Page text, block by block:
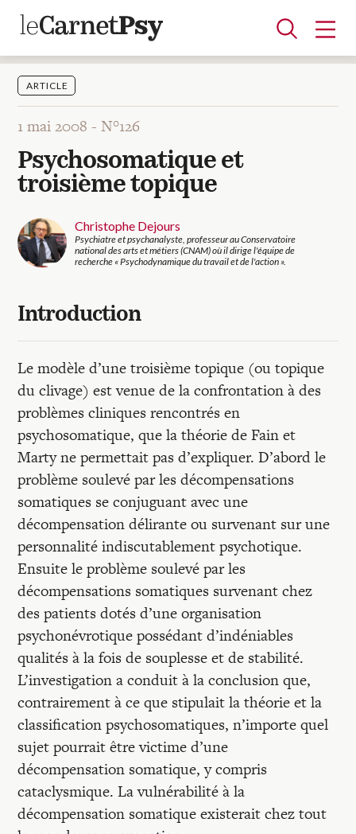
Articles
A la une
Adolescence
Dispositif
Enfance
Périnatalité
Psychanalyse
Psychopathologie
Soin
Dossiers
Auteurs
Blocs-notes
Recherches
Entretiens
Revues
Colloque
Mon panier
Mon compte
ARTICLE
1 mai 2008 -N°126
Psychosomatique et
troisième topique
Christophe Dejours
Psychiatre et psychanalyste, professeur au Conservatoire
national des arts et métiers (CNAM) où il dirige l'équipe de
recherche « Psychodynamique du travail et de l'action ».
Introduction
Le modèle d’une troisième topique (ou topique
du clivage) est venue de la confrontation à des
problèmes cliniques rencontrés en
psychosomatique, que la théorie de Fain et
Marty ne permettait pas d’expliquer. D’abord le
problème soulevé par les décompensations
somatiques se conjuguant avec une
décompensation délirante ou survenant sur une
personnalité indiscutablement psychotique.
Ensuite le problème soulevé par les
décompensations somatiques survenant chez
des patients dotés d’une organisation
psychonévrotique possédant d’indéniables
qualités à la fois de souplesse et de stabilité.
L’investigation a conduit à la conclusion que,
contrairement à ce que stipulait la théorie et la
classification psychosomatiques, n’importe quel
sujet pourrait être victime d’une
décompensation somatique, y compris
cataclysmique. La vulnérabilité à la
décompensation somatique existerait chez tout